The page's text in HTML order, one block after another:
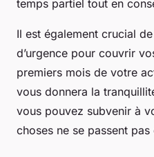
temps partiel tout en
Il est également crucial
d’urgence pour couvrir
premiers mois de votre
vous donnera la
vous pouvez subvenir à
choses ne se passent